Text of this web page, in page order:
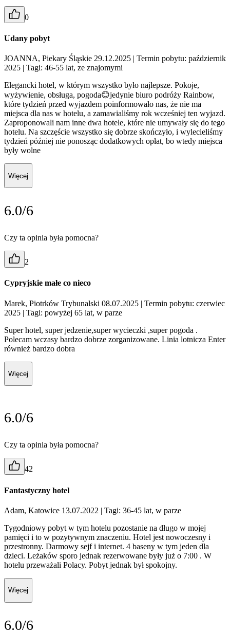
0
Udany pobyt
JOANNA, Piekary Śląskie 29.12.2025
| Termin pobytu: październik
2025 | Tagi: 46-55 lat, ze znajomymi
Elegancki hotel, w którym wszystko było najlepsze. Pokoje,
wyżywienie, obsługa, pogoda😊jedynie biuro podróży Rainbow,
które tydzień przed wyjazdem poinformowało nas, że nie ma
miejsca dla nas w hotelu, a zamawialiśmy rok wcześniej ten wyjazd.
Zaproponowali nam inne dwa hotele, które nie umywały się do tego
hotelu. Na szczęście wszystko się dobrze skończyło, i wylecieliśmy
tydzień później nie ponosząc dodatkowych opłat, bo wtedy miejsca
były wolne
Więcej
6.0/6
Czy ta opinia była pomocna?
2
Cypryjskie małe co nieco
Marek, Piotrków Trybunalski 08.07.2025 | Termin pobytu: czerwiec
2025 | Tagi: powyżej 65 lat, w parze
Super hotel, super jedzenie,super wycieczki ,super pogoda .
Polecam wczasy bardzo dobrze zorganizowane. Linia lotnicza Enter
również bardzo dobra
Więcej
6.0/6
Czy ta opinia była pomocna?
42
Fantastyczny hotel
Adam, Katowice 13.07.2022 | Tagi: 36-45 lat, w parze
Tygodniowy pobyt w tym hotelu pozostanie na długo w mojej
pamięci i to w pozytywnym znaczeniu. Hotel jest nowoczesny i
przestronny. Darmowy sejf i internet. 4 baseny w tym jeden dla
dzieci. Leżaków sporo jednak rezerwowane były już o 7:00 . W
hotelu przeważali Polacy. Pobyt jednak był spokojny.
Więcej
6.0/6